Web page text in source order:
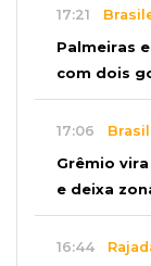
17:21
Palmeiras
com dois
17:06
Grêmio
e deixa
16:44